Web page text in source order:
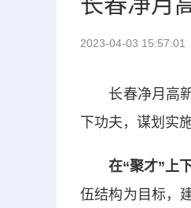
2023-04-03 15:57:01
长春净月高新
下功夫，谋划实
在“聚才”上
伍结构为目标，